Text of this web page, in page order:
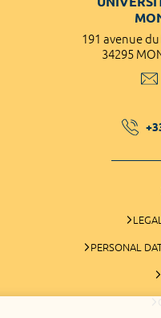
191 avenue
34295
PERSONAL